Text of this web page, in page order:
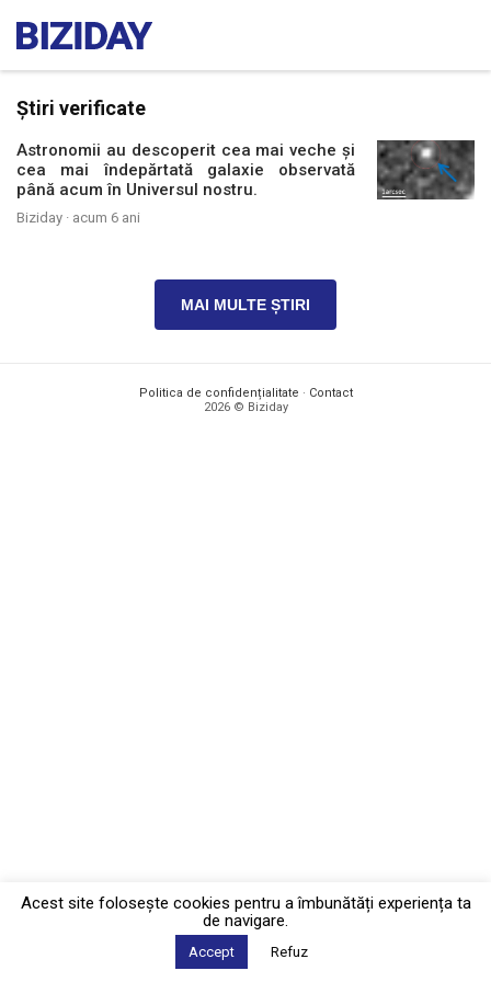
Știri verificate
Astronomii au descoperit cea mai veche și
cea mai îndepărtată galaxie observată
până acum în Universul nostru.
Biziday · acum 6 ani
MAI MULTE ȘTIRI
Politica de confidențialitate · Contact
2026 © Biziday
Acest site foloseşte cookies pentru a îmbunătăți experiența ta
de navigare.
Accept Refuz